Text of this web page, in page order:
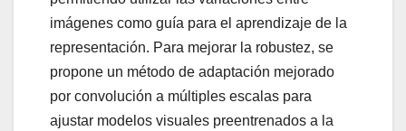
imágenes como guía para el aprendizaje de la
representación. Para mejorar la robustez, se
propone un método de adaptación mejorado
por convolución a múltiples escalas para
ajustar modelos visuales preentrenados a la